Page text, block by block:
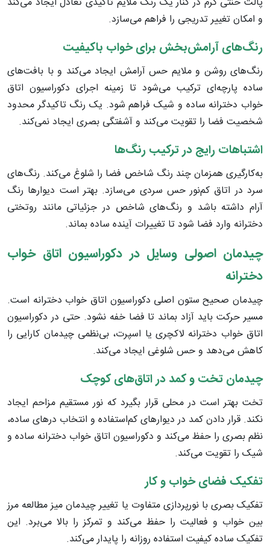
و امکان تغییر تدریجی را فراهم می‌سازد.
رنگ‌های آرامش‌بخش برای خواب باکیفیت
رنگ‌های روشن و ملایم حس آرامش ایجاد می‌کند و با بافت‌های
ساده پارچه‌ای ترکیب می‌شود تا زمینه اجرای دکوراسیون اتاق
خواب دخترانه ساده و شیک فراهم شود. یک رنگ تاکیدگر محدود
شخصیت فضا را تقویت می‌کند و آشفتگی بصری ایجاد نمی‌کند.
اشتباهات رایج در ترکیب رنگ‌ها
به‌کارگیری همزمان چند رنگ شاخص فضا را شلوغ می‌کند. رنگ‌های
سرد در اتاق کم‌نور حس سردی می‌سازد. بهتر است دیوارها رنگ
آرام داشته باشد و رنگ‌های شاخص در جزئیاتی مانند روتختی
دخترانه وارد فضا شود تا تغییرات آینده ساده بماند.
چیدمان اصولی وسایل در دکوراسیون اتاق خواب
دخترانه
چیدمان صحیح ستون اصلی دکوراسیون اتاق خواب دخترانه است.
مسیر حرکت باید آزاد بماند تا فضا خفه نشود. حتی در دکوراسیون
اتاق خواب دخترانه لاکچری یا اسپرت، بی‌نظمی چیدمان کارایی را
کاهش می‌دهد و حس شلوغی ایجاد می‌کند.
چیدمان تخت و کمد در اتاق‌های کوچک
تخت بهتر است در محلی قرار بگیرد که نور مستقیم مزاحم ایجاد
نکند. قرار دادن کمد در دیوارهای کم‌استفاده و انتخاب درهای ساده،
نظم بصری را حفظ می‌کند و دکوراسیون اتاق خواب دخترانه ساده و
شیک را تقویت می‌کند.
تفکیک فضای خواب و کار
تفکیک بصری با نورپردازی متفاوت یا تغییر چیدمان میز مطالعه مرز
بین خواب و فعالیت را حفظ می‌کند و تمرکز را بالا می‌برد. این
تفکیک ساده کیفیت استفاده روزانه را پایدار می‌کند.